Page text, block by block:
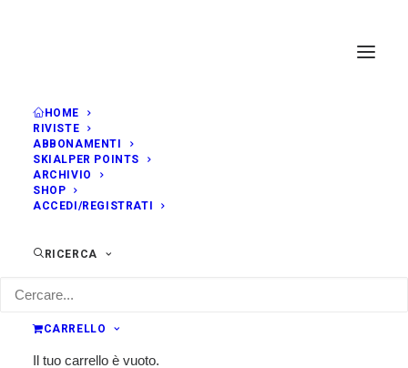
HOME
RIVISTE
ABBONAMENTI
SKIALPER POINTS
ARCHIVIO
SHOP
ACCEDI/REGISTRATI
RICERCA
CARRELLO
Il tuo carrello è vuoto.